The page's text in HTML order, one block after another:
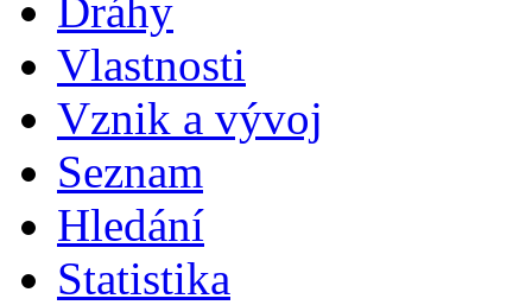
Dráhy
Vlastnosti
Vznik a vývoj
Seznam
Hledání
Statistika